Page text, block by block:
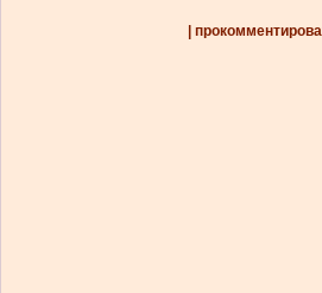
|